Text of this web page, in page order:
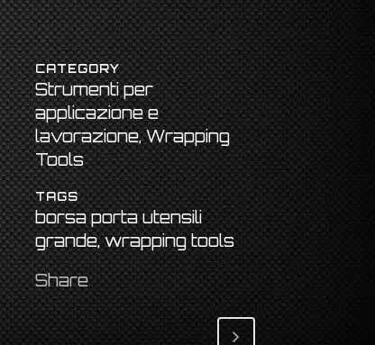
CATEGORY
Strumenti per
applicazione e
lavorazione, Wrapping
Tools
TAGS
borsa porta utensili
grande, wrapping tools
Share